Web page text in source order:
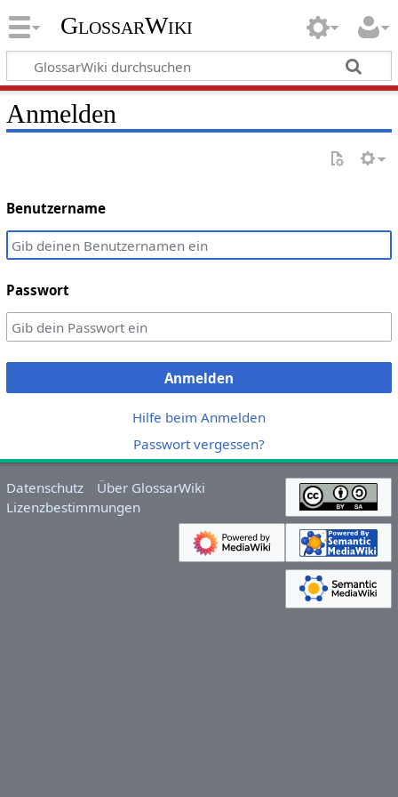
GlossarWiki
Anmelden
Benutzername
Passwort
Anmelden
Hilfe beim Anmelden
Passwort vergessen?
Datenschutz
Über GlossarWiki
Lizenzbestimmungen